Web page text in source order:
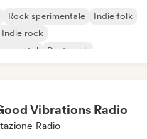
Rock sperimentale
Indie folk
Indie rock
metal
Post punk
Vibrations Radio
Radio